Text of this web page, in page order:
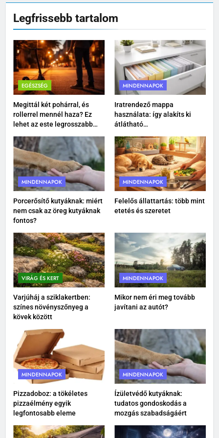
pizzaélmény egyik legfontosabb
eleme
MINDENNAPOK
8
Ízületvédő kutyáknak: tudatos
gondoskodás a mozgás
szabadságáért
MINDENNAPOK
1
Megittál két pohárral, és
rollerrel mennél haza? Ez lehet
az este legrosszabb döntése
EGÉSZSÉG
2
Iratrendező mappa használata:
így alakíts ki átlátható
3
Porcerősítő kutyáknak: miért
nem csak az öreg kutyáknak
fontos?
MINDENNAPOK
4
Felelős állattartás: több mint
etetés és szeretet
MINDENNAPOK
5
Varjúháj a sziklakertben: színes
növényszőnyeg a kövek között
Legfrissebb tartalom
EGÉSZSÉG
Megittál két pohárral, és
rollerrel mennél haza? Ez
lehet az este legrosszabb
MINDENNAPOK
Iratrendező mappa
használata: így alakíts ki
átlátható
MINDENNAPOK
Porcerősítő kutyáknak: miért
nem csak az öreg kutyáknak
fontos?
MINDENNAPOK
Felelős állattartás: több mint
etetés és szeretet
VIRÁG ÉS KERT
Varjúháj a sziklakertben:
színes növényszőnyeg a
kövek között
MINDENNAPOK
Mikor nem éri meg tovább
javítani az autót?
MINDENNAPOK
Pizzadoboz: a tökéletes
pizzaélmény egyik
legfontosabb eleme
MINDENNAPOK
Ízületvédő kutyáknak:
tudatos gondoskodás a
mozgás szabadságáért